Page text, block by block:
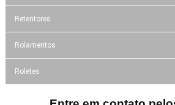
Retentores
Rolamentos
Roletes